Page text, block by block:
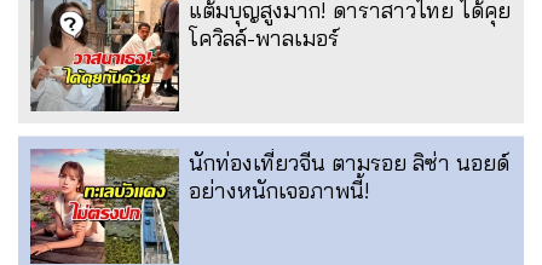
แต้มบุญสูงมาก! ดาราสาวไทย ได้คุย
โควิลล์-พาลเมอร์
นักท่องเที่ยวจีน ตามรอย ลิซ่า นอยด์
อย่างหนักเจอภาพนี้!